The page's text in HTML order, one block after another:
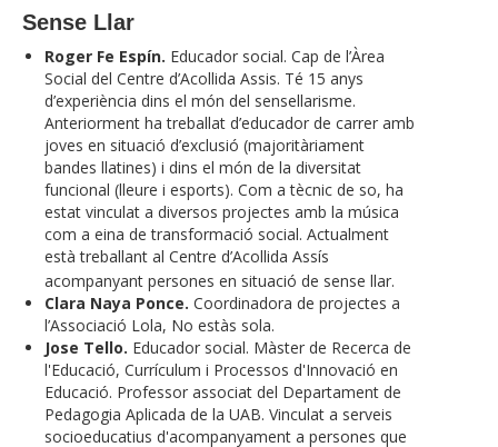
Sense Llar
Roger Fe Espín. Educador social. Cap de l’Àrea
Social del Centre d’Acollida Assis. Té 15 anys
d’experiència dins el món del sensellarisme.
Anteriorment ha treballat d’educador de carrer amb
joves en situació d’exclusió (majoritàriament
bandes llatines) i dins el món de la diversitat
funcional (lleure i esports). Com a tècnic de so, ha
estat vinculat a diversos projectes amb la música
com a eina de transformació social. Actualment
està treballant al Centre d’Acollida Assís
acompanyant persones en situació de sense llar.
Clara Naya Ponce. Coordinadora de projectes a
l’Associació Lola, No estàs sola.
Jose Tello. Educador social. Màster de Recerca de
l'Educació, Currículum i Processos d'Innovació en
Educació. Professor associat del Departament de
Pedagogia Aplicada de la UAB. Vinculat a serveis
socioeducatius d'acompanyament a persones que